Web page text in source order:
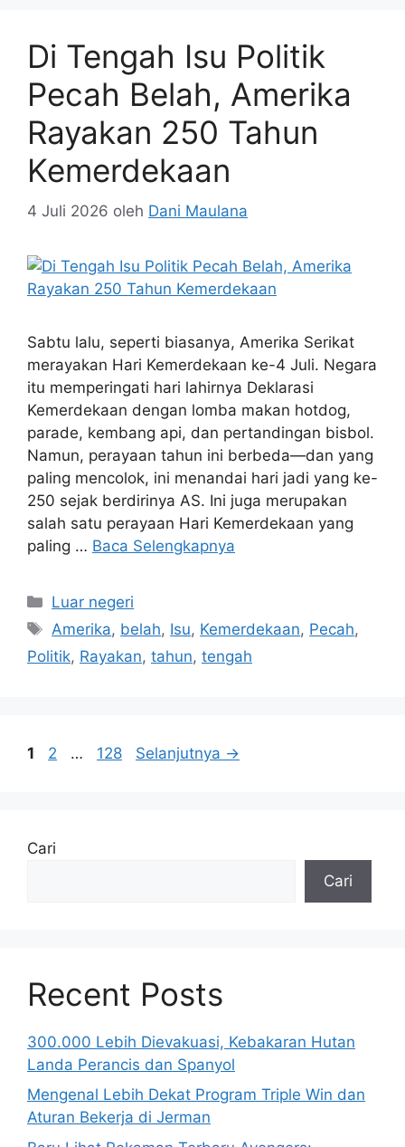
Di Tengah Isu Politik
Pecah Belah, Amerika
Rayakan 250 Tahun
Kemerdekaan
4 Juli 2026 oleh Dani Maulana
Sabtu lalu, seperti biasanya, Amerika Serikat
merayakan Hari Kemerdekaan ke-4 Juli. Negara
itu memperingati hari lahirnya Deklarasi
Kemerdekaan dengan lomba makan hotdog,
parade, kembang api, dan pertandingan bisbol.
Namun, perayaan tahun ini berbeda—dan yang
paling mencolok, ini menandai hari jadi yang ke-
250 sejak berdirinya AS. Ini juga merupakan
salah satu perayaan Hari Kemerdekaan yang
paling … Baca Selengkapnya
Kategori
Luar negeri
Tag
Amerika, belah, Isu, Kemerdekaan, Pecah,
Politik, Rayakan, tahun, tengah
Halaman
1 Halaman
2 … Halaman
128 Selanjutnya →
Cari
Cari
Recent Posts
300.000 Lebih Dievakuasi, Kebakaran Hutan
Landa Perancis dan Spanyol
Mengenal Lebih Dekat Program Triple Win dan
Aturan Bekerja di Jerman